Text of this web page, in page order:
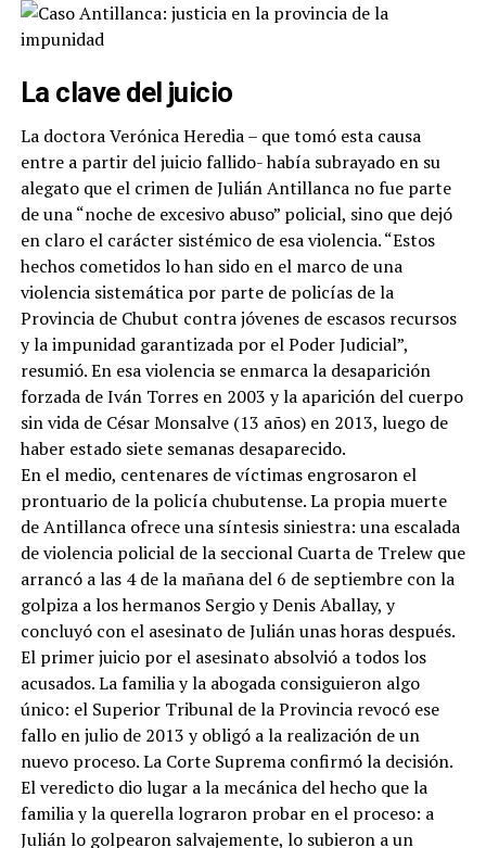
La clave del juicio
La doctora Verónica Heredia – que tomó esta causa
entre a partir del juicio fallido- había subrayado en su
alegato que el crimen de Julián Antillanca no fue parte
de una “noche de excesivo abuso” policial, sino que dejó
en claro el carácter sistémico de esa violencia. “Estos
hechos cometidos lo han sido en el marco de una
violencia sistemática por parte de policías de la
Provincia de Chubut contra jóvenes de escasos recursos
y la impunidad garantizada por el Poder Judicial”,
resumió. En esa violencia se enmarca la desaparición
forzada de Iván Torres en 2003 y la aparición del cuerpo
sin vida de César Monsalve (13 años) en 2013, luego de
haber estado siete semanas desaparecido.
En el medio, centenares de víctimas engrosaron el
prontuario de la policía chubutense. La propia muerte
de Antillanca ofrece una síntesis siniestra: una escalada
de violencia policial de la seccional Cuarta de Trelew que
arrancó a las 4 de la mañana del 6 de septiembre con la
golpiza a los hermanos Sergio y Denis Aballay, y
concluyó con el asesinato de Julián unas horas después.
El primer juicio por el asesinato absolvió a todos los
acusados. La familia y la abogada consiguieron algo
único: el Superior Tribunal de la Provincia revocó ese
fallo en julio de 2013 y obligó a la realización de un
nuevo proceso. La Corte Suprema confirmó la decisión.
El veredicto dio lugar a la mecánica del hecho que la
familia y la querella lograron probar en el proceso: a
Julián lo golpearon salvajemente, lo subieron a un